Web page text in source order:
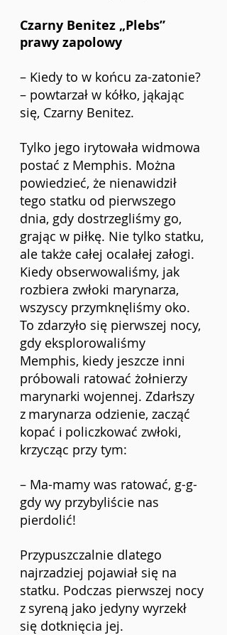
Czarny Benitez „Plebs”
prawy zapolowy
– Kiedy to w końcu za-zatonie?
– powtarzał w kółko, jąkając
się, Czarny Benitez.
Tylko jego irytowała widmowa
postać z Memphis. Można
powiedzieć, że nienawidził
tego statku od pierwszego
dnia, gdy dostrzegliśmy go,
grając w piłkę. Nie tylko statku,
ale także całej ocalałej załogi.
Kiedy obserwowaliśmy, jak
rozbiera zwłoki marynarza,
wszyscy przymknęliśmy oko.
To zdarzyło się pierwszej nocy,
gdy eksplorowaliśmy
Memphis, kiedy jeszcze inni
próbowali ratować żołnierzy
marynarki wojennej. Zdarłszy
z marynarza odzienie, zacząć
kopać i policzkować zwłoki,
krzycząc przy tym:
– Ma-mamy was ratować, g-g-
gdy wy przybyliście nas
pierdolić!
Przypuszczalnie dlatego
najrzadziej pojawiał się na
statku. Podczas pierwszej nocy
z syreną jako jedyny wyrzekł
się dotknięcia jej.